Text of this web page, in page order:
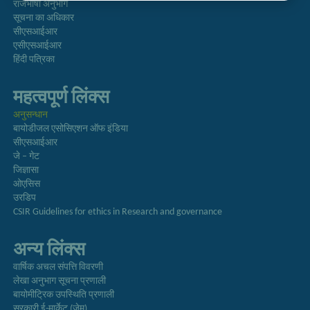
राजभाषा अनुभाग
सूचना का अधिकार
सीएसआईआर
एसीएसआईआर
हिंदी पत्रिका
महत्वपूर्ण लिंक्स
अनुसन्धान
बायोडीजल एसोसिएशन ऑफ इंडिया
सीएसआईआर
जे – गेट
जिज्ञासा
ओएसिस
उरडिप
CSIR Guidelines for ethics in Research and governance
अन्य लिंक्स
वार्षिक अचल संपत्ति विवरणी
लेखा अनुभाग सूचना प्रणाली
बायोमीट्रिक उपस्थिति प्रणाली